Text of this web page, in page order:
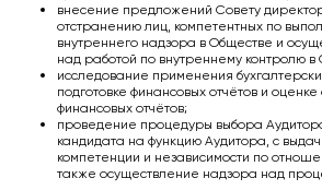
внесение предложений Совету
отстранению лиц, компетентных по
внутреннего надзора в Обществе и
над работой по внутреннему контролю в
исследование применения
подготовке финансовых отчётов и
финансовых отчётов;
проведение процедуры выбора
кандидата на функцию Аудитора, с
компетенции и независимости по
также осуществление надзора над